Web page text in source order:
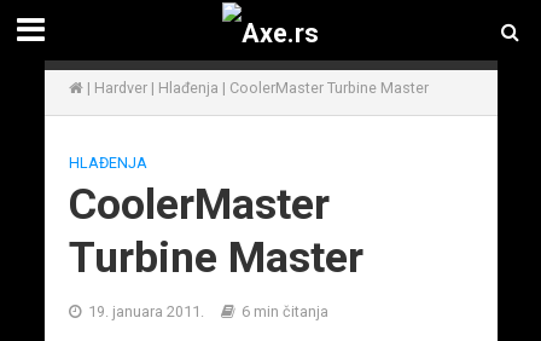
| Hardver| Hlađenja | CoolerMaster Turbine Master
HLAĐENJA
CoolerMaster
Turbine Master
19. januara 2011. 6 min čitanja